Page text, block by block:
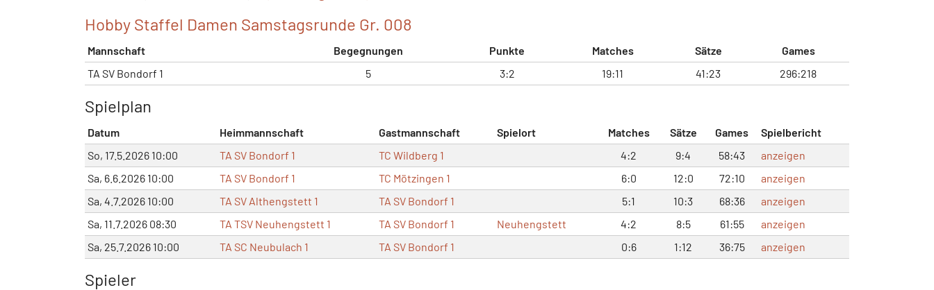
Hobby Staffel Damen Samstagsrunde Gr. 008
Mannschaft Begegnungen Punkte Matches Sätze
Games
TA SV Bondorf 1
5 3:2 19:11 41:23 296:218
Spielplan
Datum Heimmannschaft Gastmannschaft Spielort Matches Sätze Games
Spielbericht
So, 17.5.2026 10:00
TA SV Bondorf 1 TC Wildberg 1 4:2 9:4 58:43
anzeigen
Sa, 6.6.2026 10:00
TA SV Bondorf 1 TC Mötzingen 1 6:0 12:0 72:10
anzeigen
Sa, 4.7.2026 10:00
TA SV Althengstett 1 TA SV Bondorf 1 5:1 10:3 68:36
anzeigen
Sa, 11.7.2026 08:30
TA TSV Neuhengstett 1 TA SV Bondorf 1 Neuhengstett 4:2 8:5 61:55
anzeigen
Sa, 25.7.2026 10:00
TA SC Neubulach 1 TA SV Bondorf 1 0:6 1:12 36:75 anzeigen
Spieler